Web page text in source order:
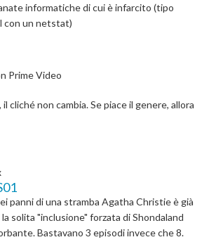
informatiche di cui è infarcito (tipo
con un netstat)
Prime Video
cliché non cambia. Se piace il genere, allora
panni di una stramba Agatha Christie è già
solita "inclusione" forzata di Shondaland
Bastavano 3 episodi invece che 8.